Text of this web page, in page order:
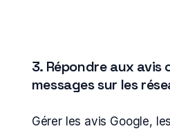
3. Répondre aux
messages sur les
Gérer les avis Google,